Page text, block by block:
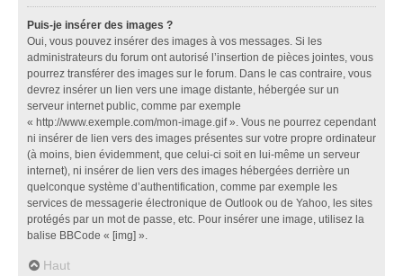
Puis-je insérer des images ?
Oui, vous pouvez insérer des images à vos messages. Si les
administrateurs du forum ont autorisé l’insertion de pièces jointes, vous
pourrez transférer des images sur le forum. Dans le cas contraire, vous
devrez insérer un lien vers une image distante, hébergée sur un
serveur internet public, comme par exemple
« http://www.exemple.com/mon-image.gif ». Vous ne pourrez cependant
ni insérer de lien vers des images présentes sur votre propre ordinateur
(à moins, bien évidemment, que celui-ci soit en lui-même un serveur
internet), ni insérer de lien vers des images hébergées derrière un
quelconque système d’authentification, comme par exemple les
services de messagerie électronique de Outlook ou de Yahoo, les sites
protégés par un mot de passe, etc. Pour insérer une image, utilisez la
balise BBCode « [img] ».
Haut